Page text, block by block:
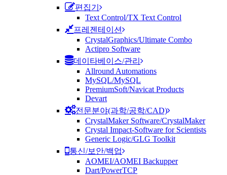
편집기
Text Control/TX Text Control
프레젠테이션
CrystalGraphics/Ultimate Combo
Actipro Software
데이타베이스/관리
Allround Automations
MySQL/MySQL
PremiumSoft/Navicat Products
Devart
전문분야(과학/공학/CAD)
CrystalMaker Software/CrystalMaker
Crystal Impact-Software for Scientists
Generic Logic/GLG Toolkit
통신/보안/백업
AOMEI/AOMEI Backupper
Dart/PowerTCP